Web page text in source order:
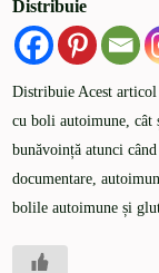
Distribuie
Distribuie Acest
cu boli autoimune, cât
bunăvoință atunci
documentare,
bolile autoimune și